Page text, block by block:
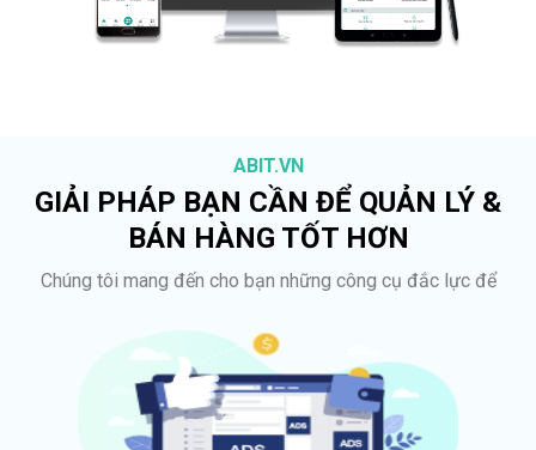
ABIT.VN
GIẢI PHÁP BẠN CẦN ĐỂ QUẢN LÝ &
BÁN HÀNG TỐT HƠN
Chúng tôi mang đến cho bạn những công cụ đắc lực để